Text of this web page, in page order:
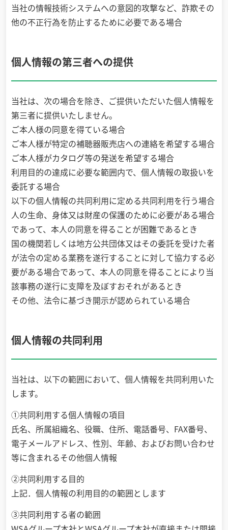
当社の情報技術システムへの意図的攻撃など、詐欺その
他の不正行為を防止するために必要である場合
個人情報の第三者への提供
当社は、次の場合を除き、ご提供いただいた個人情報を
第三者に提供いたしません。
ご本人様の同意を得ている場合
ご本人様が特定の補聴器販売店への連絡を希望する場合
ご本人様がカタログ等の発送を希望する場合
利用目的の達成に必要な範囲内で、個人情報の取扱いを
委託する場合
以下の個人情報の共同利用に定める共同利用を行う場合
人の生命、身体又は財産の保護のために必要がある場合
であって、本人の同意を得ることが困難であるとき
国の機関若しくは地方公共団体又はその委託を受けた者
が法令の定める業務を遂行することに対して協力する必
要がある場合であって、本人の同意を得ることにより当
該事務の遂行に支障を及ぼすおそれがあるとき
その他、法令に基づき開示が認められている場合
個人情報の共同利用
当社は、以下の範囲において、個人情報を共同利用いた
します。
①共同利用する個人情報の項目
氏名、所属組織名、役職、住所、電話番号、FAX番号、
電子メールアドレス、性別、年齢、およびお問い合わせ
等に含まれるその他個人情報
②共同利用する目的
上記．個人情報の利用目的の範囲とします
③共同利用する者の範囲